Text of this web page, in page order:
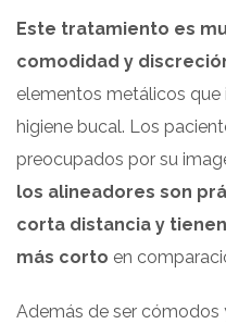
Este tratamiento es
comodidad y
elementos metálicos que
higiene bucal. Los
preocupados por su
los alineadores son
corta distancia y
más corto en
Además de ser cómodos